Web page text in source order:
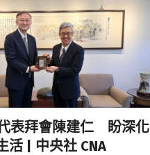
表拜會陳建仁 盼深化
活 | 中央社 CNA